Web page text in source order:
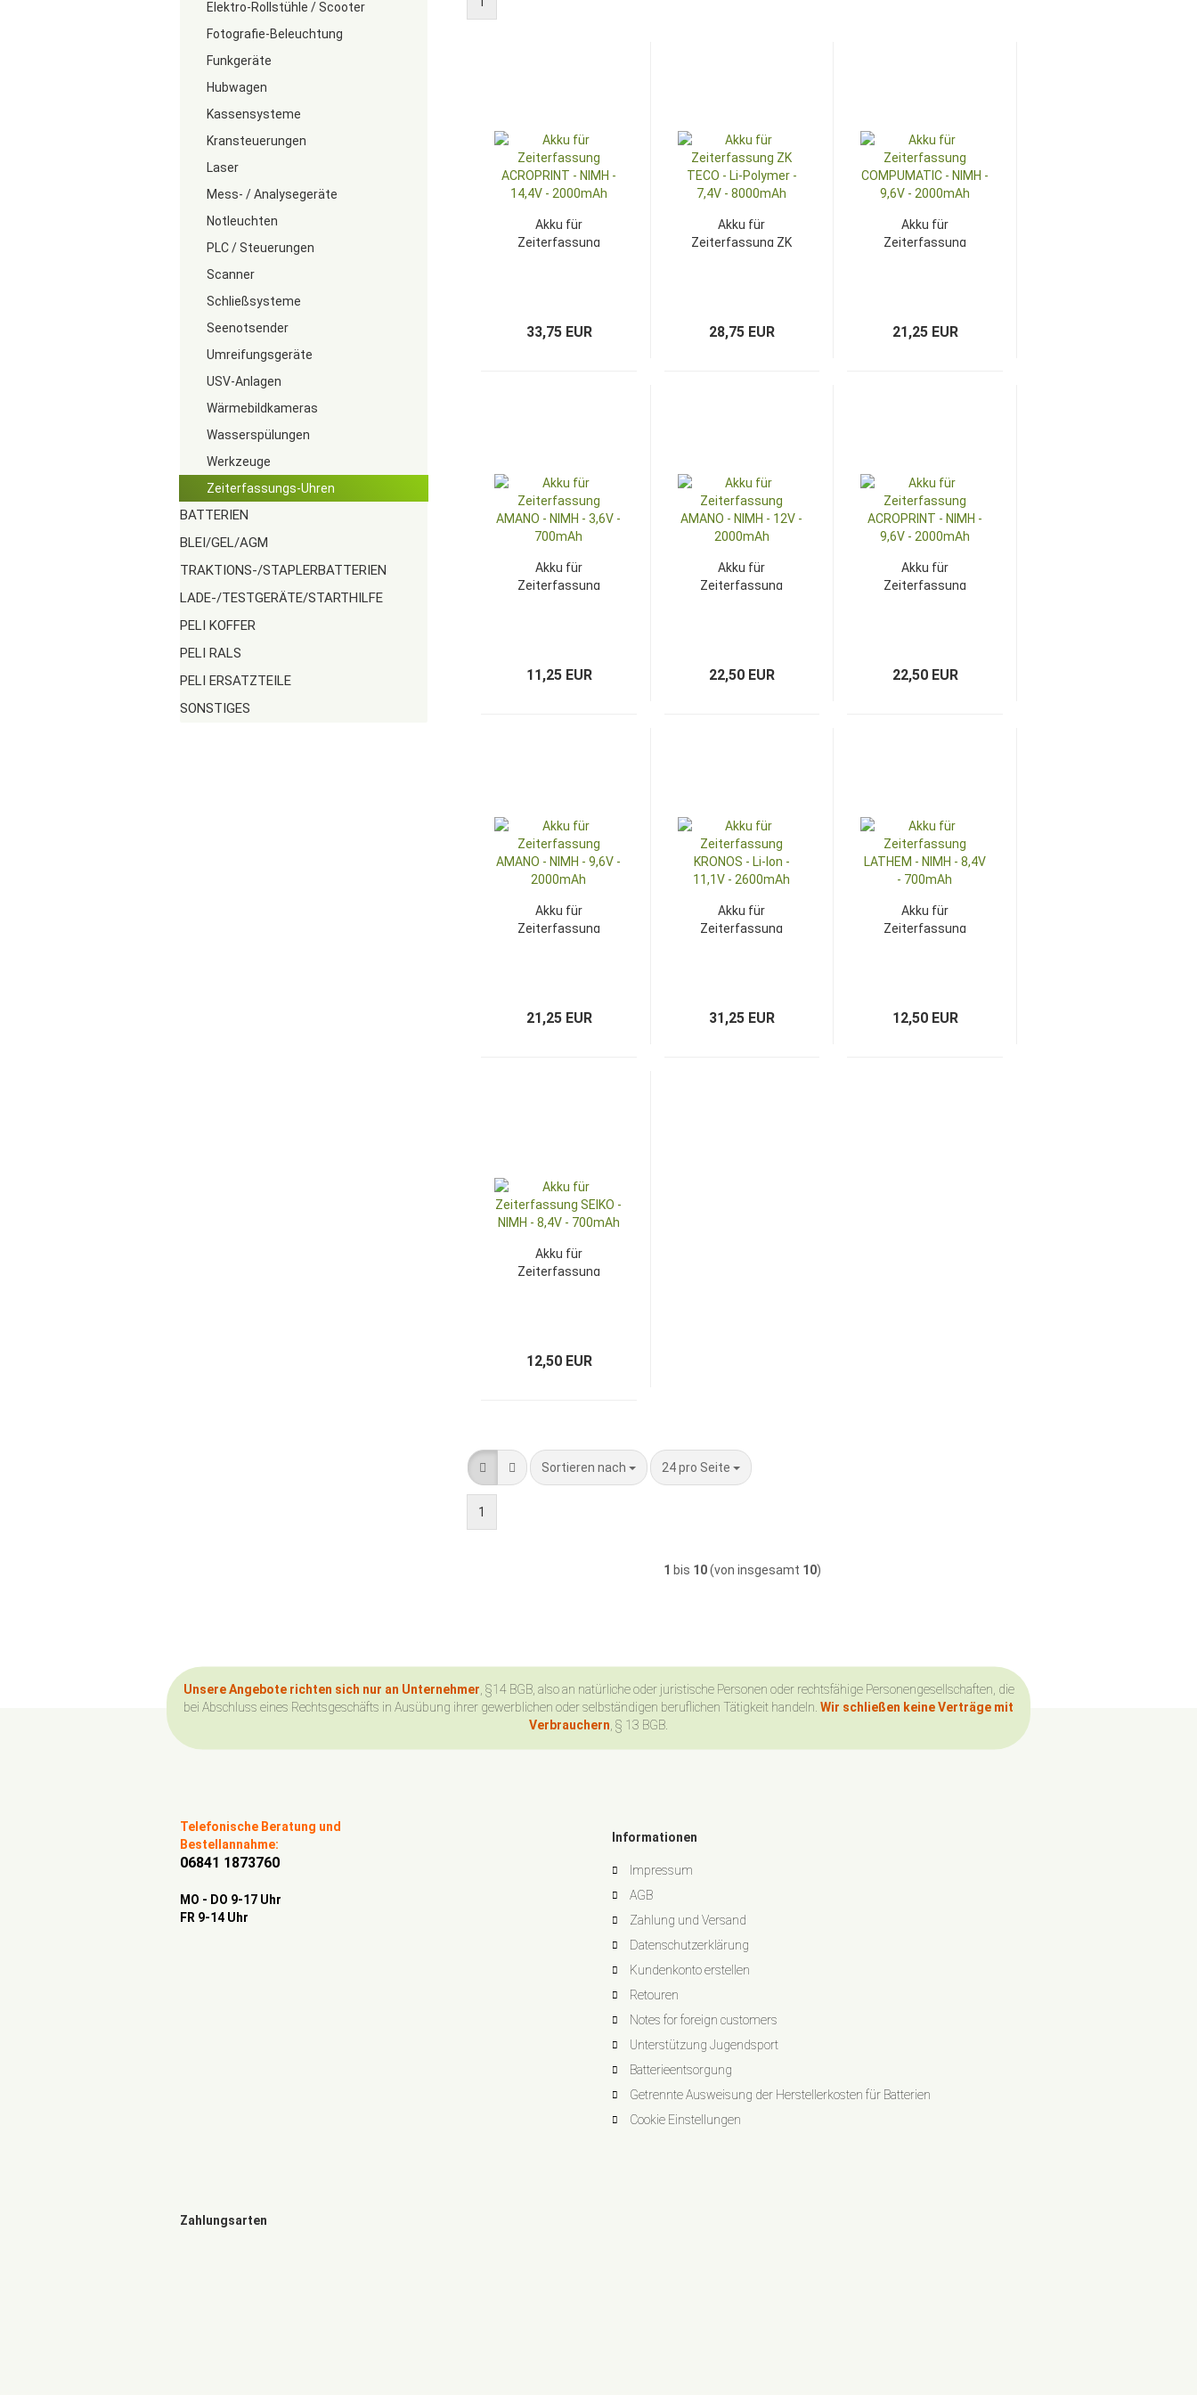
Akku für
Zeiterfassung
33,75 EUR
Akku für
Zeiterfassung ZK
28,75 EUR
Akku für
Zeiterfassung
21,25 EUR
Akku für
Zeiterfassung
11,25 EUR
Akku für
Zeiterfassung
22,50 EUR
Akku für
Zeiterfassung
22,50 EUR
Akku für
Zeiterfassung
21,25 EUR
Akku für
Zeiterfassung
31,25 EUR
Akku für
Zeiterfassung
12,50 EUR
Akku für
Zeiterfassung
12,50 EUR
Sortieren nach
Sortieren nach 24 pro Seite
pro Seite
1
1 bis 10(von insgesamt 10)
Elektro-Rollstühle / Scooter
Fotografie-Beleuchtung
Funkgeräte
Hubwagen
Kassensysteme
Kransteuerungen
Laser
Mess- / Analysegeräte
Notleuchten
PLC / Steuerungen
Scanner
Schließsysteme
Seenotsender
Umreifungsgeräte
USV-Anlagen
Wärmebildkameras
Wasserspülungen
Werkzeuge
Zeiterfassungs-Uhren
BATTERIEN
BLEI/GEL/AGM
TRAKTIONS-/STAPLERBATTERIEN
LADE-/TESTGERÄTE/STARTHILFE
PELI KOFFER
PELI RALS
PELI ERSATZTEILE
SONSTIGES
Unsere Angebote richten sich nur an Unternehmer , §14 BGB, also an natürliche oder juristische Personen oder rechtsfähige Personengesellschaften, die
bei Abschluss eines Rechtsgeschäfts in Ausübung ihrer gewerblichen oder selbständigen beruflichen Tätigkeit handeln. Wir schließen keine Verträge mit
Verbrauchern , § 13 BGB.
Telefonische Beratung und
Bestellannahme:
06841 1873760
MO - DO 9-17 Uhr
FR 9-14 Uhr
Informationen
Impressum
AGB
Zahlung und Versand
Datenschutzerklärung
Kundenkonto erstellen
Retouren
Notes for foreign customers
Unterstützung Jugendsport
Batterieentsorgung
Getrennte Ausweisung der Herstellerkosten für Batterien
Cookie Einstellungen
Zahlungsarten